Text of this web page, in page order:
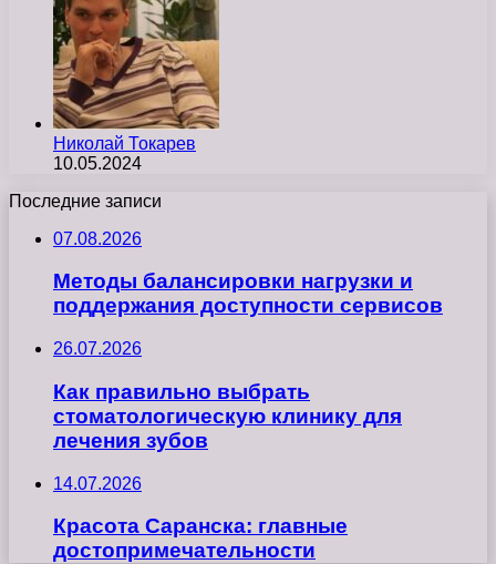
Николай Токарев
10.05.2024
Последние записи
07.08.2026
Методы балансировки нагрузки и
поддержания доступности сервисов
26.07.2026
Как правильно выбрать
стоматологическую клинику для
лечения зубов
14.07.2026
Красота Саранска: главные
достопримечательности